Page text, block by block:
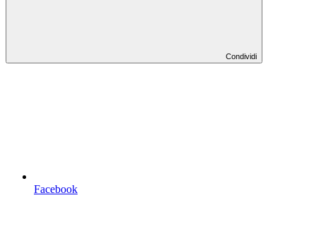
Condividi
Facebook